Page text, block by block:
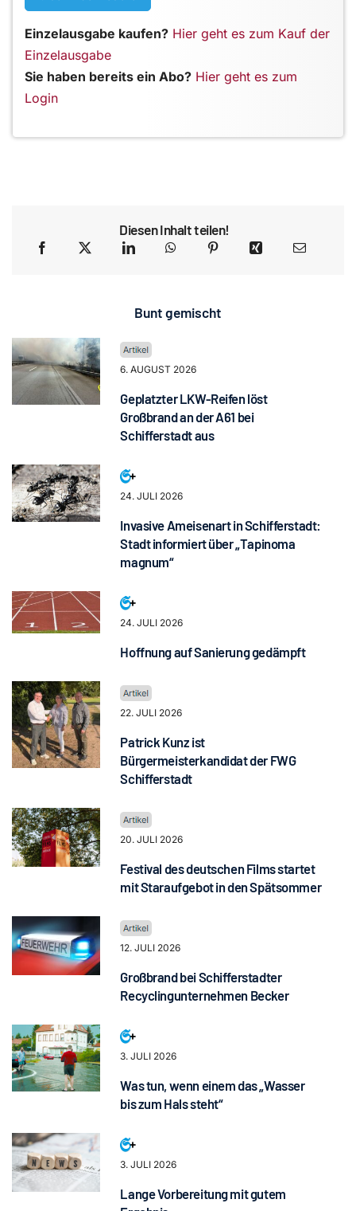
Einzelausgabe kaufen? Hier geht es zum Kauf der
Einzelausgabe
Sie haben bereits ein Abo? Hier geht es zum
Login
Diesen Inhalt teilen!
Bunt gemischt
6. AUGUST 2026
Geplatzter LKW-Reifen löst
Großbrand an der A61 bei
Schifferstadt aus
24. JULI 2026
Invasive Ameisenart in Schifferstadt:
Stadt informiert über „Tapinoma
magnum“
24. JULI 2026
Hoffnung auf Sanierung gedämpft
22. JULI 2026
Patrick Kunz ist
Bürgermeisterkandidat der FWG
Schifferstadt
20. JULI 2026
Festival des deutschen Films startet
mit Staraufgebot in den Spätsommer
12. JULI 2026
Großbrand bei Schifferstadter
Recyclingunternehmen Becker
3. JULI 2026
Was tun, wenn einem das „Wasser
bis zum Hals steht“
3. JULI 2026
Lange Vorbereitung mit gutem